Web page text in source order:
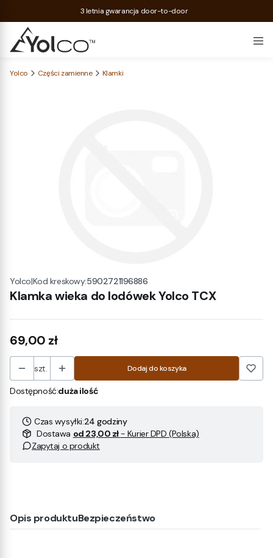
3 letnia gwarancja door-to-door
Yolco Części zamienne Klamki
Yolco|Kod kreskowy:5902721196886
Klamka wieka do lodówek Yolco TCX
Cena
69,00 zł
szt. Dodaj do koszyka
Dostępność:duża ilość
Czas wysyłki:24 godziny
Dostawa od 23,00 zł - Kurier DPD (Polska)
Zapytaj o produkt
Opis produktuBezpieczeństwo